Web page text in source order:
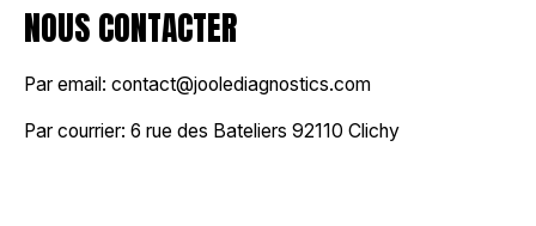
NOUS CONTACTER
Par email: contact@joolediagnostics.com
Par courrier: 6 rue des Bateliers 92110 Clichy